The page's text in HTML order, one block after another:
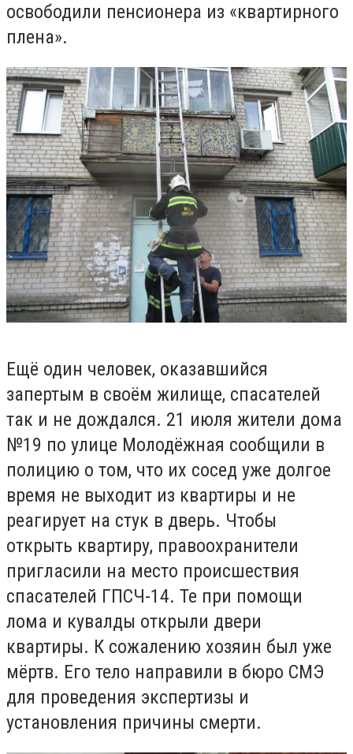
освободили пенсионера из «квартирного
плена».
Ещё один человек, оказавшийся
запертым в своём жилище, спасателей
так и не дождался. 21 июля жители дома
№19 по улице Молодёжная сообщили в
полицию о том, что их сосед уже долгое
время не выходит из квартиры и не
реагирует на стук в дверь. Чтобы
открыть квартиру, правоохранители
пригласили на место происшествия
спасателей ГПСЧ-14. Те при помощи
лома и кувалды открыли двери
квартиры. К сожалению хозяин был уже
мёртв. Его тело направили в бюро СМЭ
для проведения экспертизы и
установления причины смерти.